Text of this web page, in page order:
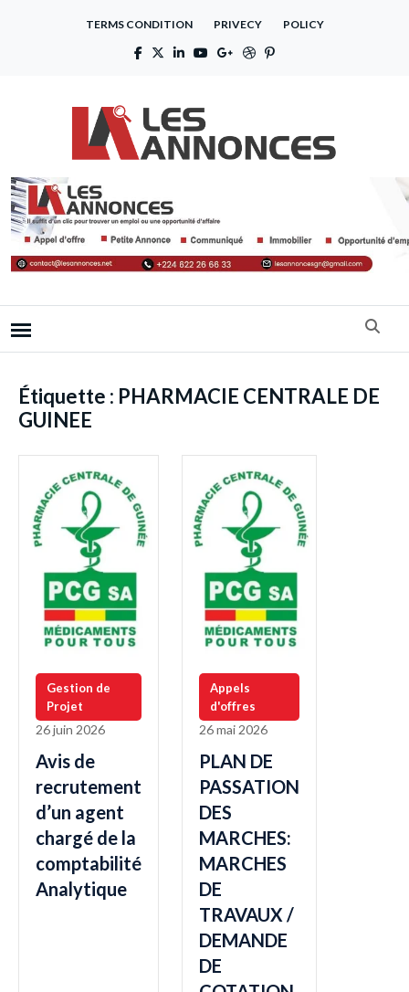
TERMS CONDITION PRIVECY POLICY
Étiquette : PHARMACIE CENTRALE DE
GUINEE
Gestion de
Projet
26 juin 2026
Avis de
recrutement
d’un agent
chargé de la
comptabilité
Analytique
Appels
d'offres
26 mai 2026
PLAN DE
PASSATION
DES
MARCHES:
MARCHES
DE
TRAVAUX /
DEMANDE
DE